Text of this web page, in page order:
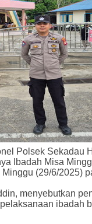
Polsek Sekadau
Ibadah Misa
(29/6/2025)
menyebutkan
ibadah